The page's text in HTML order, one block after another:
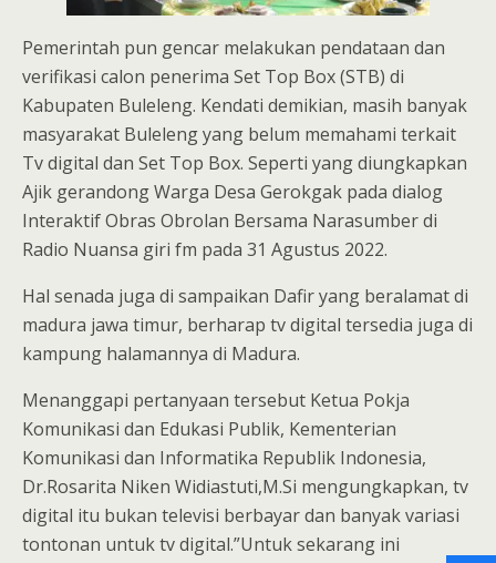
Pemerintah pun gencar melakukan pendataan dan
verifikasi calon penerima Set Top Box (STB) di
Kabupaten Buleleng. Kendati demikian, masih banyak
masyarakat Buleleng yang belum memahami terkait
Tv digital dan Set Top Box. Seperti yang diungkapkan
Ajik gerandong Warga Desa Gerokgak pada dialog
Interaktif Obras Obrolan Bersama Narasumber di
Radio Nuansa giri fm pada 31 Agustus 2022.
Hal senada juga di sampaikan Dafir yang beralamat di
madura jawa timur, berharap tv digital tersedia juga di
kampung halamannya di Madura.
Menanggapi pertanyaan tersebut Ketua Pokja
Komunikasi dan Edukasi Publik, Kementerian
Komunikasi dan Informatika Republik Indonesia,
Dr.Rosarita Niken Widiastuti,M.Si mengungkapkan, tv
digital itu bukan televisi berbayar dan banyak variasi
tontonan untuk tv digital.”Untuk sekarang ini